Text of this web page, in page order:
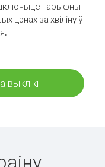
тарыфны
цэнах за хвіліну ў